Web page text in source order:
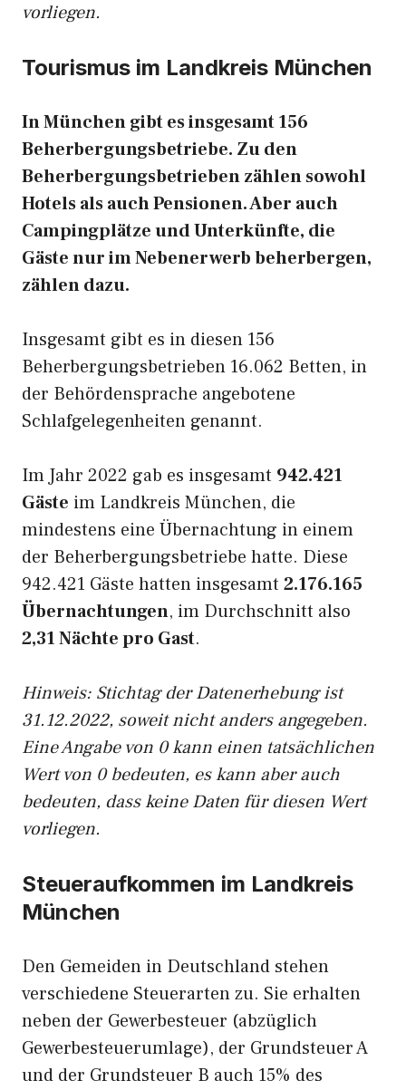
vorliegen.
Tourismus im Landkreis München
In München gibt es insgesamt 156
Beherbergungsbetriebe. Zu den
Beherbergungsbetrieben zählen sowohl
Hotels als auch Pensionen. Aber auch
Campingplätze und Unterkünfte, die
Gäste nur im Nebenerwerb beherbergen,
zählen dazu.
Insgesamt gibt es in diesen 156
Beherbergungsbetrieben 16.062 Betten, in
der Behördensprache angebotene
Schlafgelegenheiten genannt.
Im Jahr 2022 gab es insgesamt 942.421
Gäste im Landkreis München, die
mindestens eine Übernachtung in einem
der Beherbergungsbetriebe hatte. Diese
942.421 Gäste hatten insgesamt 2.176.165
Übernachtungen, im Durchschnitt also
2,31 Nächte pro Gast.
Hinweis: Stichtag der Datenerhebung ist
31.12.2022, soweit nicht anders angegeben.
Eine Angabe von 0 kann einen tatsächlichen
Wert von 0 bedeuten, es kann aber auch
bedeuten, dass keine Daten für diesen Wert
vorliegen.
Steueraufkommen im Landkreis
München
Den Gemeiden in Deutschland stehen
verschiedene Steuerarten zu. Sie erhalten
neben der Gewerbesteuer (abzüglich
Gewerbesteuerumlage), der Grundsteuer A
und der Grundsteuer B auch 15% des